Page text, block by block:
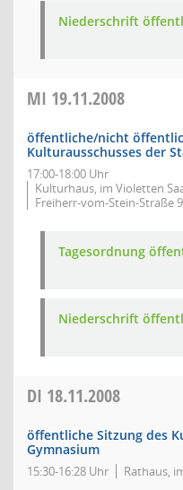
Niederschrift
MI 19.11.2008
öffentliche/nicht
Kulturausschusses der
17:00-18:00 Uhr
Kulturhaus, im Violetten
Freiherr-vom-Stein-Straße 9
Tagesordnung
Niederschrift
DI 18.11.2008
öffentliche Sitzung des
Gymnasium
15:30-16:28 Uhr Rathaus,